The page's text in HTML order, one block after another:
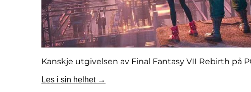
Kanskje utgivelsen av Final Fantasy VII Rebirth på
Les i sin helhet →